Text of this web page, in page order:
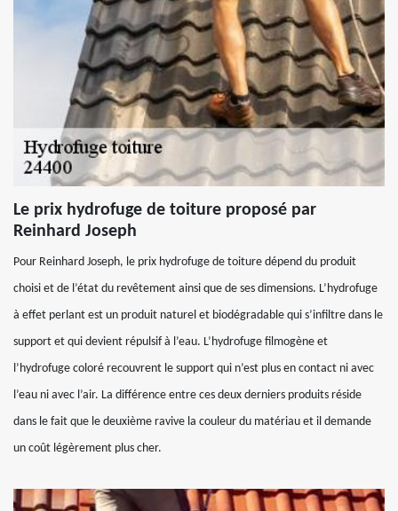
Le prix hydrofuge de toiture proposé par
Reinhard Joseph
Pour Reinhard Joseph, le prix hydrofuge de toiture dépend du produit
choisi et de l’état du revêtement ainsi que de ses dimensions. L’hydrofuge
à effet perlant est un produit naturel et biodégradable qui s’infiltre dans le
support et qui devient répulsif à l’eau. L’hydrofuge filmogène et
l’hydrofuge coloré recouvrent le support qui n’est plus en contact ni avec
l’eau ni avec l’air. La différence entre ces deux derniers produits réside
dans le fait que le deuxième ravive la couleur du matériau et il demande
un coût légèrement plus cher.